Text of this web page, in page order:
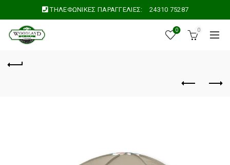
ΤΗΛΕΦΩΝΙΚΕΣ ΠΑΡΑΓΓΕΛΙΕΣ: 24310 75287
0 0